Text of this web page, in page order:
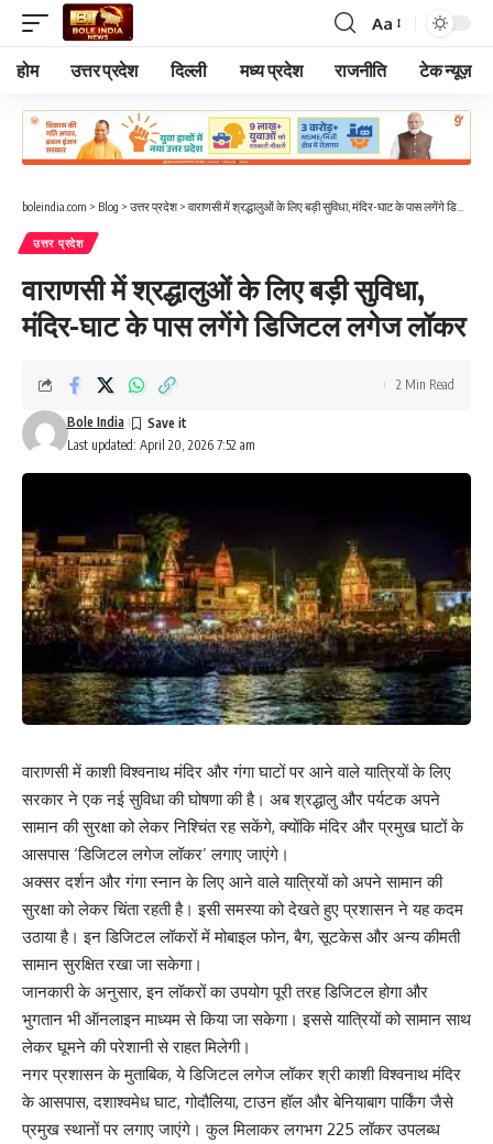
Font
Resizer
Aa
होम उत्तर प्रदेश दिल्ली मध्य प्रदेश राजनीति टेक न्यूज़
boleindia.com > Blog > उत्तर प्रदेश> वाराणसी में श्रद्धालुओं के लिए बड़ी सुविधा, मंदिर-घाट के पास लगेंगे डिजिटल लगेज लॉकर
उत्तर प्रदेश
वाराणसी में श्रद्धालुओं के लिए बड़ी सुविधा,
मंदिर-घाट के पास लगेंगे डिजिटल लगेज लॉकर
Last updated: April 20, 2026 7:52 am
Bole India
2 Min Read
वाराणसी में काशी विश्वनाथ मंदिर और गंगा घाटों पर आने वाले यात्रियों के लिए
सरकार ने एक नई सुविधा की घोषणा की है। अब श्रद्धालु और पर्यटक अपने
सामान की सुरक्षा को लेकर निश्चिंत रह सकेंगे, क्योंकि मंदिर और प्रमुख घाटों के
आसपास ‘डिजिटल लगेज लॉकर’ लगाए जाएंगे।
अक्सर दर्शन और गंगा स्नान के लिए आने वाले यात्रियों को अपने सामान की
सुरक्षा को लेकर चिंता रहती है। इसी समस्या को देखते हुए प्रशासन ने यह कदम
उठाया है। इन डिजिटल लॉकरों में मोबाइल फोन, बैग, सूटकेस और अन्य कीमती
सामान सुरक्षित रखा जा सकेगा।
जानकारी के अनुसार, इन लॉकरों का उपयोग पूरी तरह डिजिटल होगा और
भुगतान भी ऑनलाइन माध्यम से किया जा सकेगा। इससे यात्रियों को सामान साथ
लेकर घूमने की परेशानी से राहत मिलेगी।
नगर प्रशासन के मुताबिक, ये डिजिटल लगेज लॉकर श्री काशी विश्वनाथ मंदिर
के आसपास, दशाश्वमेध घाट, गोदौलिया, टाउन हॉल और बेनियाबाग पार्किंग जैसे
प्रमुख स्थानों पर लगाए जाएंगे। कुल मिलाकर लगभग 225 लॉकर उपलब्ध